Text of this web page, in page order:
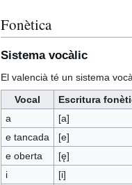
Fonètica
Sistema vocàlic
El valencià té un sistema
Vocal
Escritura
a
[a]
e tancada
[e]
e oberta
[ę]
i
[i]